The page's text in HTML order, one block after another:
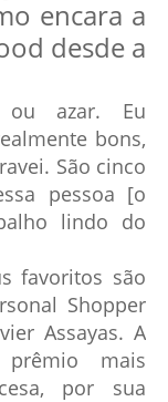
encara a
desde a
azar. Eu
bons,
São cinco
pessoa [o
lindo do
favoritos são
Shopper
Assayas. A
mais
por sua